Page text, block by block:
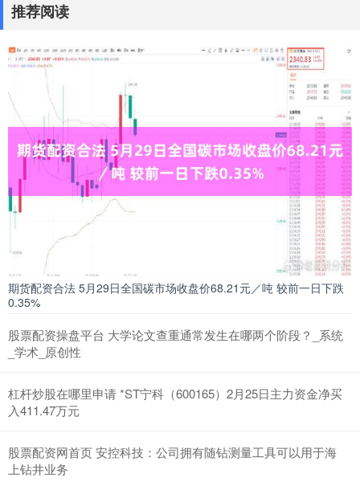
推荐阅读
期货配资合法 5月29日全国碳市场收盘价68.21元／吨 较前一日下跌
0.35%
股票配资操盘平台 大学论文查重通常发生在哪两个阶段？_系统
_学术_原创性
杠杆炒股在哪里申请 *ST宁科（600165）2月25日主力资金净买
入411.47万元
股票配资网首页 安控科技：公司拥有随钻测量工具可以用于海
上钻井业务